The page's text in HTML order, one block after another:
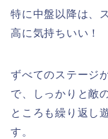
特に中盤以降は、
高に気持ちいい！
ずべてのステージ
で、しっかりと敵
ところも繰り返し
す。